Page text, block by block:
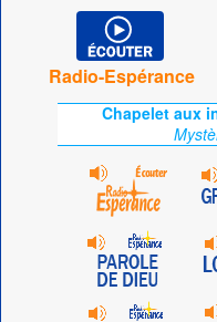
Radio-Espérance
Chapelet aux